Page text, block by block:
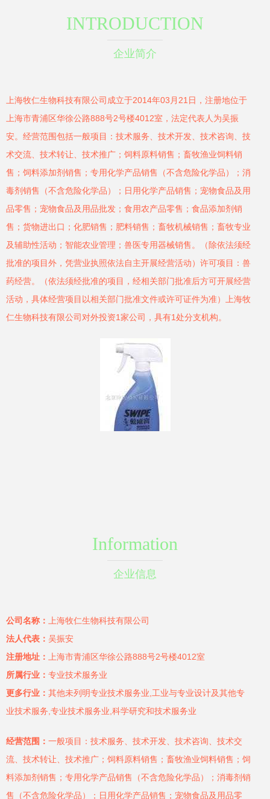
INTRODUCTION
企业简介
上海牧仁生物科技有限公司成立于2014年03月21日，注册地位于
上海市青浦区华徐公路888号2号楼4012室，法定代表人为吴振
安。经营范围包括一般项目：技术服务、技术开发、技术咨询、技
术交流、技术转让、技术推广；饲料原料销售；畜牧渔业饲料销
售；饲料添加剂销售；专用化学产品销售（不含危险化学品）；消
毒剂销售（不含危险化学品）；日用化学产品销售；宠物食品及用
品零售；宠物食品及用品批发；食用农产品零售；食品添加剂销
售；货物进出口；化肥销售；肥料销售；畜牧机械销售；畜牧专业
及辅助性活动；智能农业管理；兽医专用器械销售。（除依法须经
批准的项目外，凭营业执照依法自主开展经营活动）许可项目：兽
药经营。（依法须经批准的项目，经相关部门批准后方可开展经营
活动，具体经营项目以相关部门批准文件或许可证件为准）上海牧
仁生物科技有限公司对外投资1家公司，具有1处分支机构。
Information
企业信息
公司名称：
上海牧仁生物科技有限公司
法人代表： 吴振安
注册地址：
上海市青浦区华徐公路888号2号楼4012室
所属行业： 专业技术服务业
更多行业： 其他未列明专业技术服务业,工业与专业设计及其他专
业技术服务,专业技术服务业,科学研究和技术服务业
经营范围： 一般项目：技术服务、技术开发、技术咨询、技术交
流、技术转让、技术推广；饲料原料销售；畜牧渔业饲料销售；饲
料添加剂销售；专用化学产品销售（不含危险化学品）；消毒剂销
售（不含危险化学品）；日用化学产品销售；宠物食品及用品零